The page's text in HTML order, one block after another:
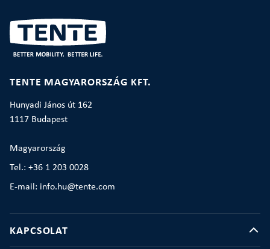
TENTE MAGYARORSZÁG KFT.
Hunyadi János út 162
1117 Budapest
Magyarország
Tel.: +36 1 203 0028
E-mail: info.hu@tente.com
KAPCSOLAT